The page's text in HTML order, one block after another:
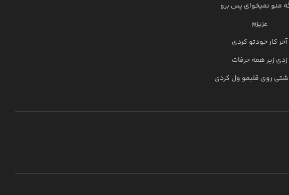
منو نمیخوای پس برو
عزیزم
آخر کار خودتو کردی
زدی زیر همه حرفات
روی قلبمو ول کردی